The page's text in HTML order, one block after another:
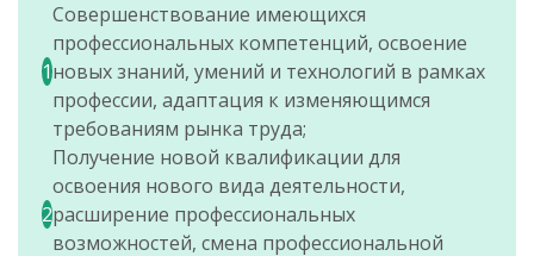
1
Совершенствование имеющихся
профессиональных компетенций, освоение
новых знаний, умений и технологий в рамках
профессии, адаптация к изменяющимся
требованиям рынка труда;
2
Получение новой квалификации для
освоения нового вида деятельности,
расширение профессиональных
возможностей, смена профессиональной